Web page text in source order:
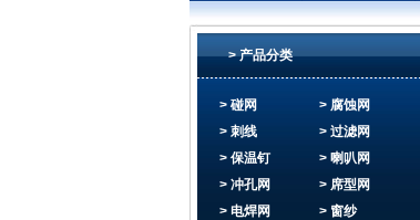
> 产品分类
> 碰网
> 刺线
> 保温钉
> 冲孔网
> 电焊网
> 腐蚀网
> 过滤网
> 喇叭网
> 席型网
> 窗纱